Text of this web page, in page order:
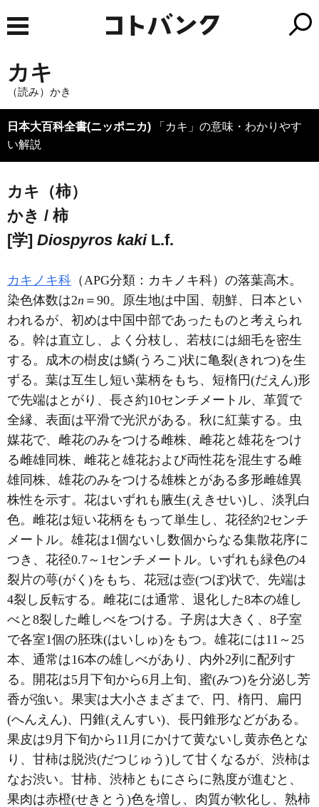
カキ
（読み）かき
日本大百科全書(ニッポニカ) 「カキ」の意味・わかりやす
い解説
カキ（柿）
かき / 柿
[学] Diospyros kakiL.f.
カキノキ科 （APG分類：カキノキ科）の落葉高木。
染色体数は2n ＝90。原生地は中国、朝鮮、日本とい
われるが、初めは中国中部であったものと考えられ
る。幹は直立し、よく分枝し、若枝には細毛を密生
する。成木の樹皮は鱗(うろこ)状に亀裂(きれつ)を生
ずる。葉は互生し短い葉柄をもち、短楕円(だえん)形
で先端はとがり、長さ約10センチメートル、革質で
全縁、表面は平滑で光沢がある。秋に紅葉する。虫
媒花で、雌花のみをつける雌株、雌花と雄花をつけ
る雌雄同株、雌花と雄花および両性花を混生する雌
雄同株、雄花のみをつける雄株とがある多形雌雄異
株性を示す。花はいずれも腋生(えきせい)し、淡乳白
色。雌花は短い花柄をもって単生し、花径約2センチ
メートル。雄花は1個ないし数個からなる集散花序に
つき、花径0.7～1センチメートル。いずれも緑色の4
裂片の萼(がく)をもち、花冠は壺(つぼ)状で、先端は
4裂し反転する。雌花には通常、退化した8本の雄し
べと8裂した雌しべをつける。子房は大きく、8子室
で各室1個の胚珠(はいしゅ)をもつ。雄花には11～25
本、通常は16本の雄しべがあり、内外2列に配列す
る。開花は5月下旬から6月上旬、蜜(みつ)を分泌し芳
香が強い。果実は大小さまざまで、円、楕円、扁円
(へんえん)、円錐(えんすい)、長円錐形などがある。
果皮は9月下旬から11月にかけて黄ないし黄赤色とな
り、甘柿は脱渋(だつじゅう)して甘くなるが、渋柿は
なお渋い。甘柿、渋柿ともにさらに熟度が進むと、
果肉は赤橙(せきとう)色を増し、肉質が軟化し、熟柿